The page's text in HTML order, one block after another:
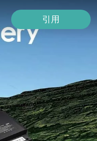
引用